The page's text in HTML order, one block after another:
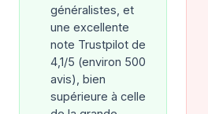
généralistes, et
une excellente
note Trustpilot de
4,1/5 (environ 500
avis), bien
supérieure à celle